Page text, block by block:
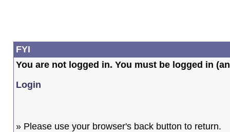
FYI
You are not logged in. You must be logged in
Login
» Please use your browser's back button to return.